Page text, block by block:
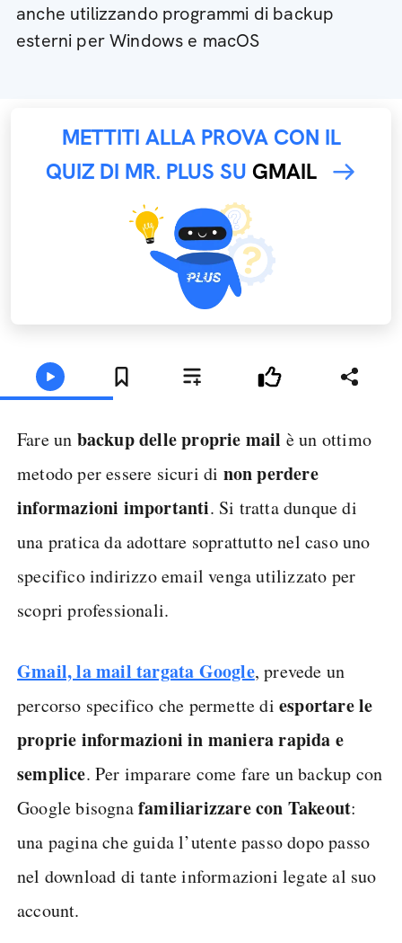
anche utilizzando programmi di backup
esterni per Windows e macOS
METTITI ALLA PROVA CON IL
QUIZ DI MR. PLUS SU GMAIL
Fare un backup delle proprie mail è un ottimo
metodo per essere sicuri di non perdere
informazioni importanti. Si tratta dunque di
una pratica da adottare soprattutto nel caso uno
specifico indirizzo email venga utilizzato per
scopri professionali.
Gmail, la mail targata Google, prevede un
percorso specifico che permette di esportare le
proprie informazioni in maniera rapida e
semplice. Per imparare come fare un backup con
Google bisognafamiliarizzare con Takeout:
una pagina che guida l’utente passo dopo passo
nel download di tante informazioni legate al suo
account.